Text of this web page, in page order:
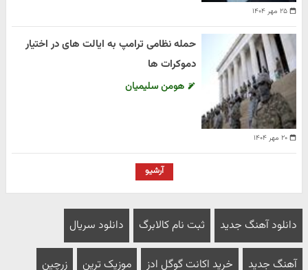
۲۵ مهر ۱۴۰۴
۲۰ مهر ۱۴۰۴
حمله نظامی ترامپ به ایالت های در اختیار
دموکرات ها
هومن سلیمیان
آرشیو
دانلود آهنگ جدید ثبت نام کالابرگ دانلود سریال
آهنگ جدید خرید اکانت گوگل ادز موزیک ترین زرچین